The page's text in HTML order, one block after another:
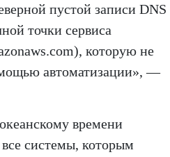
пустой записи DNS
точки сервиса
которую не
автоматизации», —
времени
системы, которым